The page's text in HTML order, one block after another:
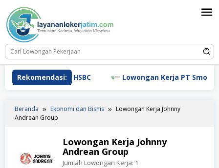
konten
Rekomendasi:
Kerja HSBC Lowongan Kerja PT Smoore
Beranda Ekonomi dan Bisnis
Lowongan Kerja Johnny
Andrean Group
Lowongan Kerja Johnny
Andrean Group
Jumlah Lowongan Kerja: 1